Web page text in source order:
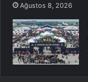
Ağustos 8, 2026